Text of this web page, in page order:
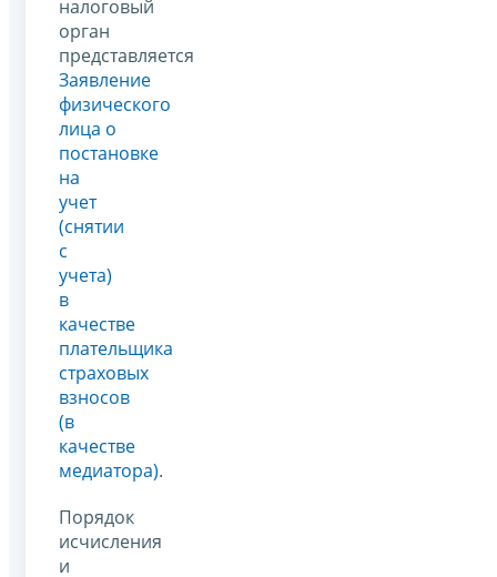
налоговый
орган
представляется
Заявление
физического
лица о
постановке
на
учет
(снятии
с
учета)
в
качестве
плательщика
страховых
взносов
(в
качестве
медиатора).
Порядок
исчисления
и